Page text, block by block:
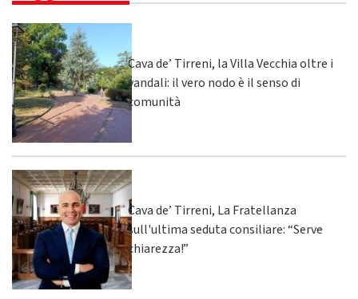
Cava de’ Tirreni, la Villa Vecchia oltre i
vandali: il vero nodo è il senso di
comunità
Cava de’ Tirreni, La Fratellanza
sull'ultima seduta consiliare: “Serve
chiarezza!”